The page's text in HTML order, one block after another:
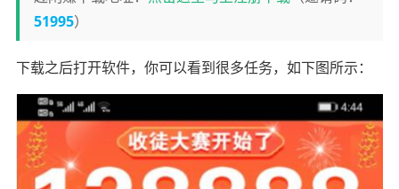
51995）
下载之后打开软件，你可以看到很多任务，如下图所示：